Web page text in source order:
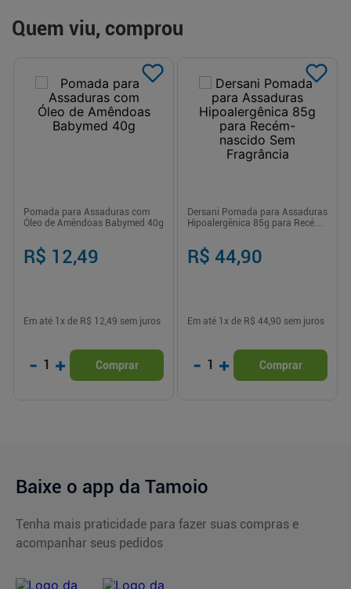
Quem viu, comprou
Pomada para Assaduras com
Óleo de Amêndoas Babymed 40g
R$ 12,49
Em até 1 x de R$ 12,49 sem juros
- 1 + Comprar
Dersani Pomada para Assaduras
Hipoalergênica 85g para Recém-
R$ 44,90
Em até 1 x de R$ 44,90 sem juros
- 1 + Comprar
Baixe o app da Tamoio
Tenha mais praticidade para fazer suas compras e
acompanhar seus pedidos